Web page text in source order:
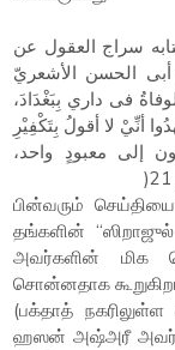
سراج العقول عن
الحسن الأشعريّ
فى داري بِبَغْدَادَ،
أنِّيْ لا أقولُ بِتَكْفِيْرِ
إلى معبودٍ واحد،
பின்வரும்
தங்களின்
அவர்களின் மிக
சொன்னதாக
(பக்தாத்
ஹஸன் அஷ்அரீ